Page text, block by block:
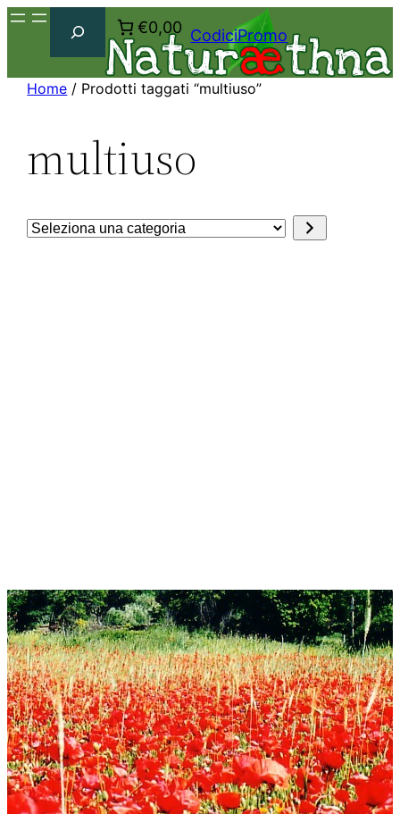
€0,00 CodiciPromo
Home / Prodotti taggati “multiuso”
multiuso
Seleziona